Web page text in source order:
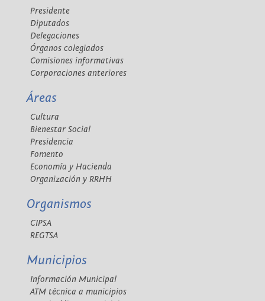
Presidente
Diputados
Delegaciones
Órganos colegiados
Comisiones informativas
Corporaciones anteriores
Áreas
Cultura
Bienestar Social
Presidencia
Fomento
Economía y Hacienda
Organización y RRHH
Organismos
CIPSA
REGTSA
Municipios
Información Municipal
ATM técnica a municipios